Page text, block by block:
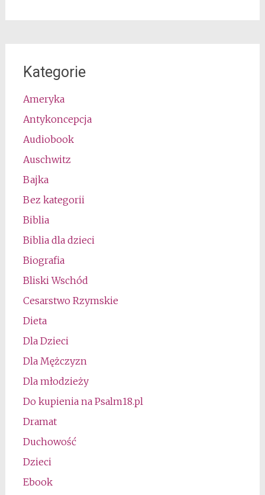
Kategorie
Ameryka
Antykoncepcja
Audiobook
Auschwitz
Bajka
Bez kategorii
Biblia
Biblia dla dzieci
Biografia
Bliski Wschód
Cesarstwo Rzymskie
Dieta
Dla Dzieci
Dla Mężczyzn
Dla młodzieży
Do kupienia na Psalm18.pl
Dramat
Duchowość
Dzieci
Ebook